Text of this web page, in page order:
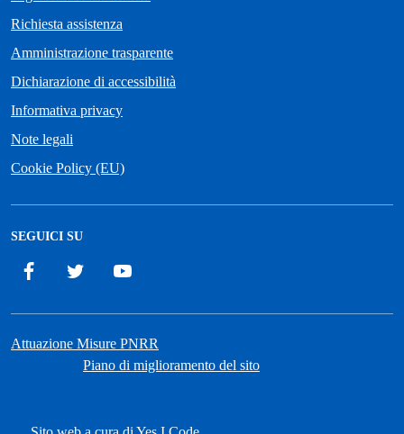
Richiesta assistenza
Amministrazione trasparente
Dichiarazione di accessibilità
Informativa privacy
Note legali
Cookie Policy (EU)
SEGUICI SU
Facebook Twitter
Attuazione Misure PNRR
Piano di miglioramento del sito